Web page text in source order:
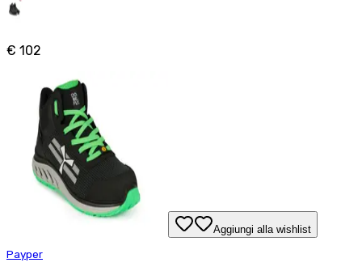
€ 102
Aggiungi alla wishlist
Payper